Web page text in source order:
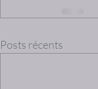
Posts récents